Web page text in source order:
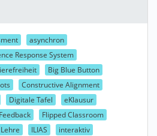
asynchron
Response System
Big Blue Button
Constructive Alignment
Digitale Tafel
eKlausur
Feedback
Flipped Classroom
ILIAS
interaktiv